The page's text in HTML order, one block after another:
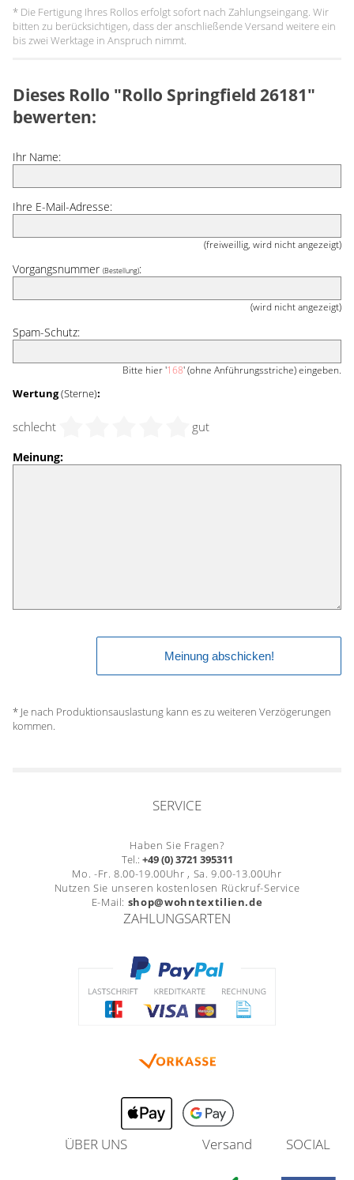
* Die Fertigung Ihres Rollos erfolgt sofort nach Zahlungseingang. Wir
bitten zu berücksichtigen, dass der anschließende Versand weitere ein
bis zwei Werktage in Anspruch nimmt.
Dieses Rollo "Rollo Springfield 26181"
bewerten:
Ihr Name:
Ihre E-Mail-Adresse:
(freiweillig, wird nicht angezeigt)
Vorgangsnummer (Bestellung):
(wird nicht angezeigt)
Spam-Schutz:
Bitte hier '168' (ohne Anführungsstriche) eingeben.
Wertung(Sterne):
schlecht gut
Meinung:
* Je nach Produktionsauslastung kann es zu weiteren Verzögerungen
kommen.
SERVICE
Haben Sie Fragen?
Tel.: +49 (0) 3721 395311
Mo. -Fr. 8.00-19.00Uhr , Sa. 9.00-13.00Uhr
Nutzen Sie unseren kostenlosen Rückruf-Service
E-Mail: shop@wohntextilien.de
ZAHLUNGSARTEN
ÜBER UNS Versand SOCIAL